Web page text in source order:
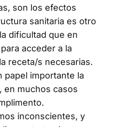
son los efectos
sanitaria es otro
dificultad que en
acceder a la
receta/s necesarias.
papel importante la
en muchos casos
inconscientes, y